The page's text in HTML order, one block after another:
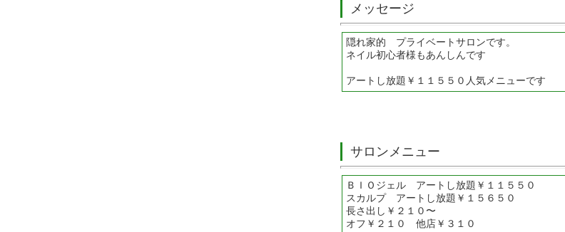
メッセージ
隠れ家的 プライベートサロンです。
ネイル初心者様もあんしんです
アートし放題￥１１５５０人気メニューです
サロンメニュー
ＢＩＯジェル アートし放題￥１１５５０
スカルプ アートし放題￥１５６５０
長さ出し￥２１０〜
オフ￥２１０ 他店￥３１０